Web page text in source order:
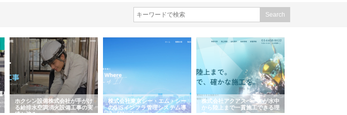
ホクシン設備株式会社が手がけ
る給排水空調消火設備工事の実
株式会社東京シー・エム・シー
のGISインフラ管理システム導
株式会社アクアスペースが水中
から陸上まで一貫施工できる理